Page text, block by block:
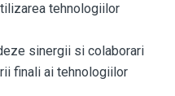
tehnologiilor
sinergii si colaborari
finali ai tehnologiilor